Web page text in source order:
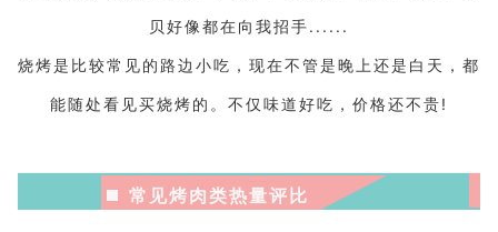
贝好像都在向我招手......
烧烤是比较常见的路边小吃，现在不管是晚上还是白天，都
能随处看见买烧烤的。 不仅味道好吃，价格还不贵!
常见烤肉类热量评比